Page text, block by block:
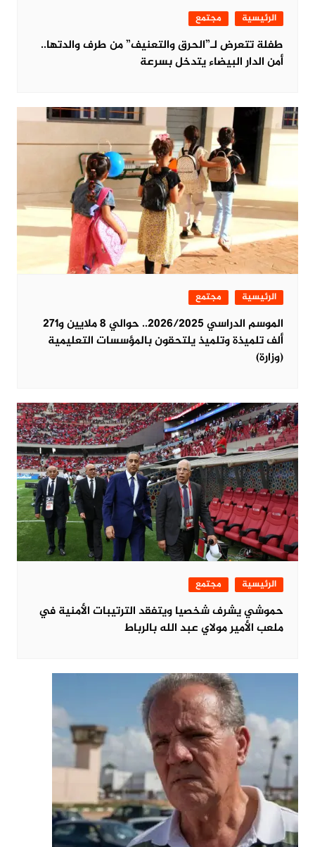
الرئيسية مجتمع
طفلة تتعرض لـ”الحرق والتعنيف” من طرف والدتها..
أمن الدار البيضاء يتدخل بسرعة
الرئيسية مجتمع
الموسم الدراسي 2026/2025.. حوالي 8 ملايين و271
ألف تلميذة وتلميذ يلتحقون بالمؤسسات التعليمية
(وزارة)
الرئيسية مجتمع
حموشي يشرف شخصيا ويتفقد الترتيبات الأمنية في
ملعب الأمير مولاي عبد الله بالرباط